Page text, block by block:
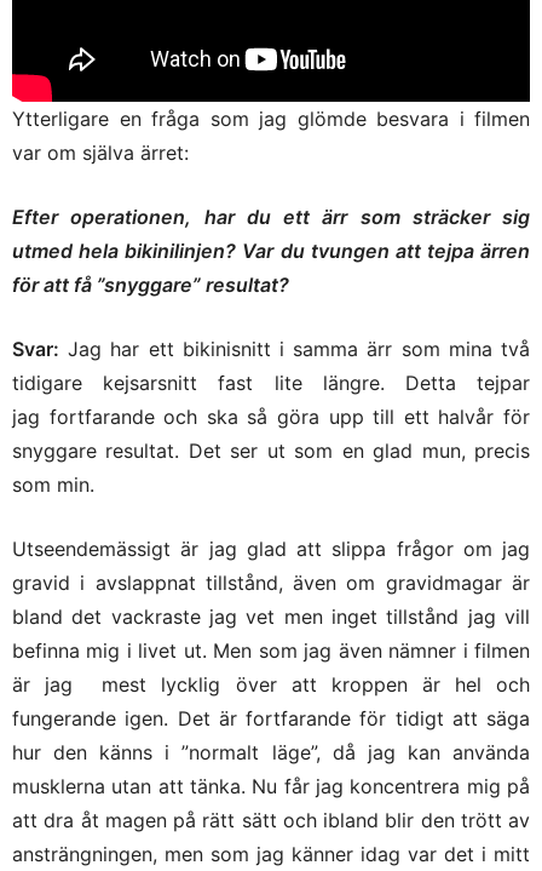
Ytterligare en fråga som jag glömde besvara i filmen
var om själva ärret:
Efter operationen, har du ett ärr som sträcker sig
utmed hela bikinilinjen? Var du tvungen att tejpa ärren
för att få ”snyggare” resultat?
Svar: Jag har ett bikinisnitt i samma ärr som mina två
tidigare kejsarsnitt fast lite längre. Detta tejpar
jag fortfarande och ska så göra upp till ett halvår för
snyggare resultat. Det ser ut som en glad mun, precis
som min.
Utseendemässigt är jag glad att slippa frågor om jag
gravid i avslappnat tillstånd, även om gravidmagar är
bland det vackraste jag vet men inget tillstånd jag vill
befinna mig i livet ut. Men som jag även nämner i filmen
är jag mest lycklig över att kroppen är hel och
fungerande igen. Det är fortfarande för tidigt att säga
hur den känns i ”normalt läge”, då jag kan använda
musklerna utan att tänka. Nu får jag koncentrera mig på
att dra åt magen på rätt sätt och ibland blir den trött av
ansträngningen, men som jag känner idag var det i mitt